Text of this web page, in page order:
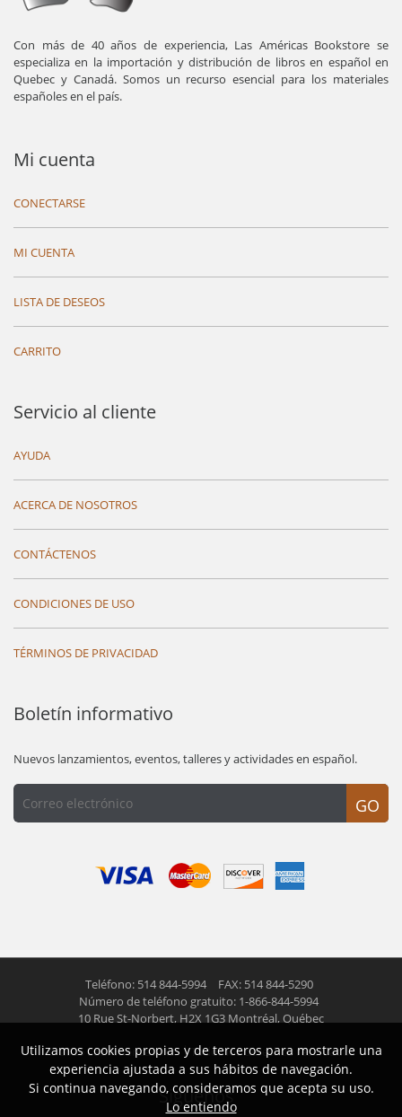
Con más de 40 años de experiencia, Las Américas Bookstore se
especializa en la importación y distribución de libros en español en
Quebec y Canadá. Somos un recurso esencial para los materiales
españoles en el país.
Mi cuenta
CONECTARSE
MI CUENTA
LISTA DE DESEOS
CARRITO
Servicio al cliente
AYUDA
ACERCA DE NOSOTROS
CONTÁCTENOS
CONDICIONES DE USO
TÉRMINOS DE PRIVACIDAD
Boletín informativo
Nuevos lanzamientos, eventos, talleres y actividades en español.
GO
Teléfono: 514 844-5994
FAX: 514 844-5290
Número de teléfono gratuito: 1-866-844-5994
10 Rue St-Norbert, H2X 1G3 Montréal, Québec
© 2026 Las Americas inc. Todos los derechos reservados
Siguenos
Utilizamos cookies propias y de terceros para mostrarle una
experiencia ajustada a sus hábitos de navegación.
Si continua navegando, consideramos que acepta su uso.
Lo entiendo